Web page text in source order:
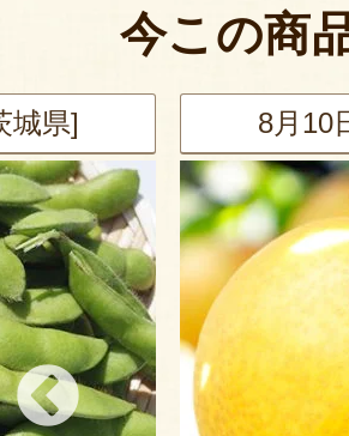
今この商
庫県] 8月10